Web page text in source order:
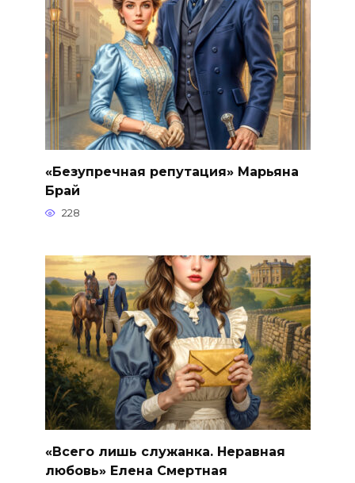
«Безупречная репутация» Марьяна
Брай
228
«Всего лишь служанка. Неравная
любовь» Елена Смертная